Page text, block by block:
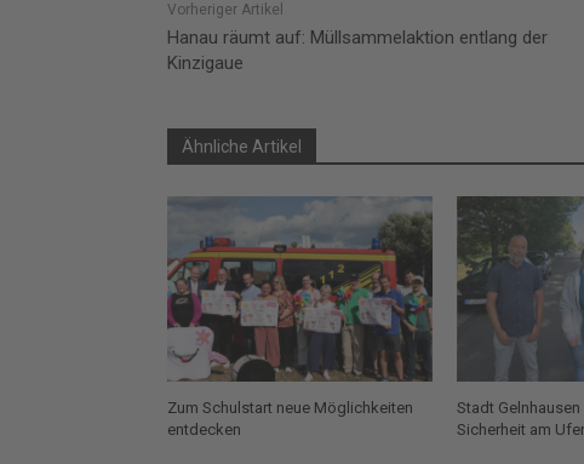
Vorheriger Artikel
Hanau räumt auf: Müllsammelaktion entlang der
Kinzigaue
Ähnliche Artikel
Zum Schulstart neue Möglichkeiten
entdecken
Stadt
Sicherheit am